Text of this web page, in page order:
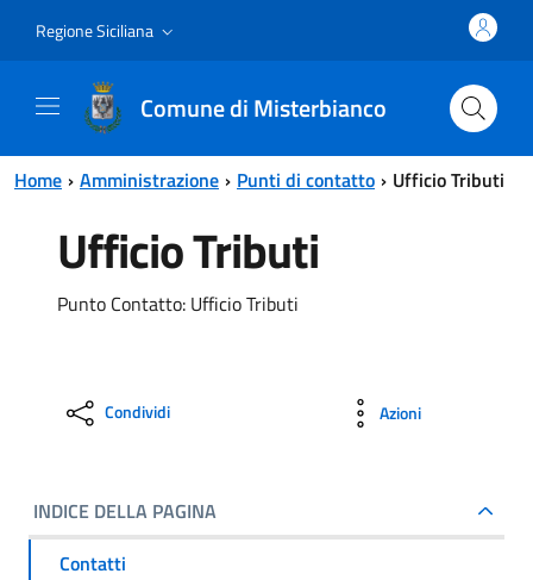
Regione Siciliana
Comune di Misterbianco
Home Amministrazione Punti di contatto Ufficio Tributi
Ufficio Tributi
Punto Contatto: Ufficio Tributi
Condividi Azioni
INDICE DELLA PAGINA
Contatti